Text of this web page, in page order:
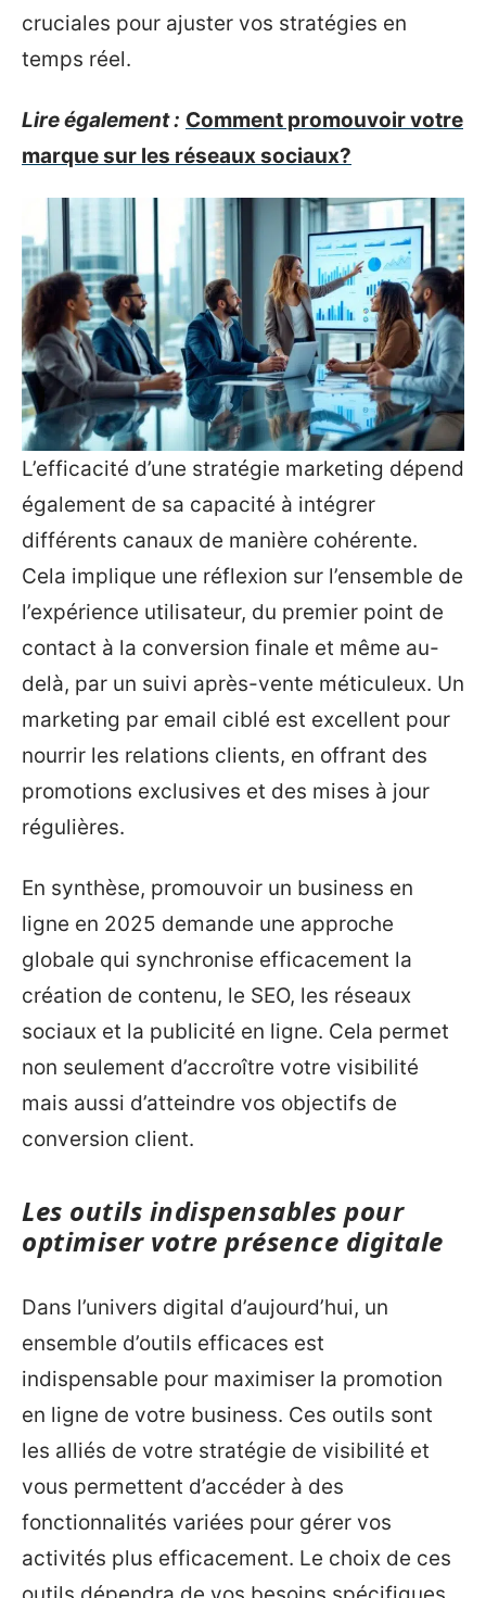
cruciales pour ajuster vos stratégies en
temps réel.
Lire également : Comment promouvoir votre
marque sur les réseaux sociaux?
L’efficacité d’une stratégie marketing dépend
également de sa capacité à intégrer
différents canaux de manière cohérente.
Cela implique une réflexion sur l’ensemble de
l’expérience utilisateur, du premier point de
contact à la conversion finale et même au-
delà, par un suivi après-vente méticuleux. Un
marketing par email ciblé est excellent pour
nourrir les relations clients, en offrant des
promotions exclusives et des mises à jour
régulières.
En synthèse, promouvoir un business en
ligne en 2025 demande une approche
globale qui synchronise efficacement la
création de contenu, le SEO, les réseaux
sociaux et la publicité en ligne. Cela permet
non seulement d’accroître votre visibilité
mais aussi d’atteindre vos objectifs de
conversion client.
Les outils indispensables pour
optimiser votre présence digitale
Dans l’univers digital d’aujourd’hui, un
ensemble d’outils efficaces est
indispensable pour maximiser la promotion
en ligne de votre business. Ces outils sont
les alliés de votre stratégie de visibilité et
vous permettent d’accéder à des
fonctionnalités variées pour gérer vos
activités plus efficacement. Le choix de ces